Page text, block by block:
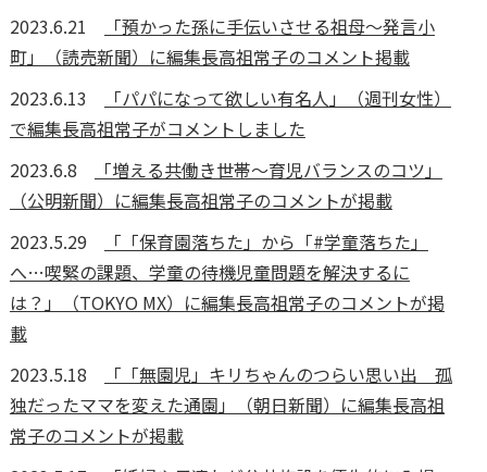
2023.6.21
「預かった孫に手伝いさせる祖母～発言小
町」（読売新聞）に編集長高祖常子のコメント掲載
2023.6.13
「パパになって欲しい有名人」（週刊女性）
で編集長高祖常子がコメントしました
2023.6.8
「増える共働き世帯～育児バランスのコツ」
（公明新聞）に編集長高祖常子のコメントが掲載
2023.5.29
「「保育園落ちた」から「#学童落ちた」
へ…喫緊の課題、学童の待機児童問題を解決するに
は？」（TOKYO MX）に編集長高祖常子のコメントが掲
載
2023.5.18
「「無園児」キリちゃんのつらい思い出 孤
独だったママを変えた通園」（朝日新聞）に編集長高祖
常子のコメントが掲載